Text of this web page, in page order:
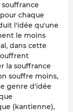
chaque
l'idée qu'une
le moins
dans cette
la souffrance
souffre moins,
genre d'idée
(kantienne),